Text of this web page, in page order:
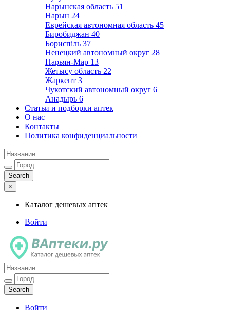
Нарынская область 51
Нарын 24
Еврейская автономная область 45
Биробиджан 40
Бориспіль 37
Ненецкий автономный округ 28
Нарьян-Мар 13
Жетысу область 22
Жаркент 3
Чукотский автономный округ 6
Анадырь 6
Статьи и подборки аптек
О нас
Контакты
Политика конфиденциальности
×
Каталог дешевых аптек
Войти
Каталог дешевых аптек
Войти